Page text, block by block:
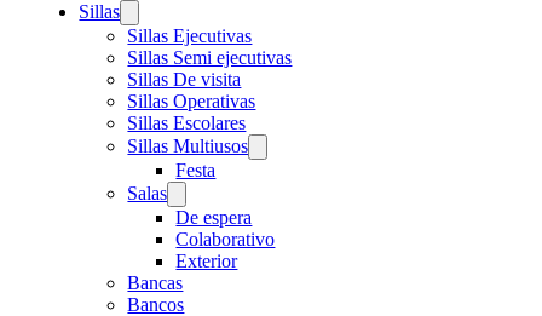
Sillas
Sillas Ejecutivas
Sillas Semi ejecutivas
Sillas De visita
Sillas Operativas
Sillas Escolares
Sillas Multiusos
Festa
Salas
De espera
Colaborativo
Exterior
Bancas
Bancos